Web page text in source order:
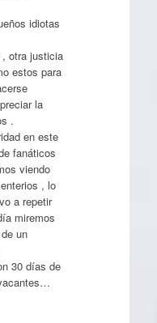
idiotas
otra justicia
estos para
la
.
en este
fanáticos
viendo
, lo
a repetir
miremos
un
30 días de